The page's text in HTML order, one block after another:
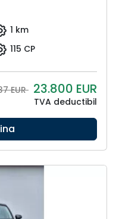
1 km
115 CP
EUR 23.800 EUR
TVA deductibil